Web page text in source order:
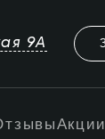
9А
Акции